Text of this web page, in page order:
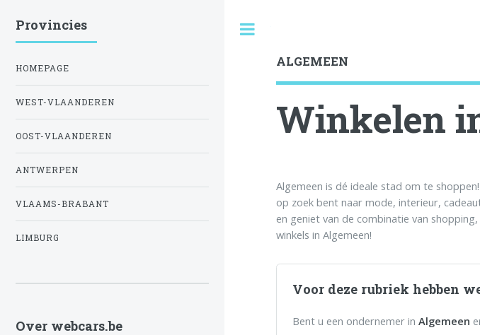
ALGEMEEN
Winkelen
Algemeen is dé ideale stad om te
op zoek bent naar mode, interieur,
en geniet van de combinatie van
winkels in Algemeen!
Voor deze rubriek hebben
Bent u een ondernemer inAlgemeen
Provincies
HOMEPAGE
WEST-VLAANDEREN
OOST-VLAANDEREN
ANTWERPEN
VLAAMS-BRABANT
LIMBURG
Over webcars.be